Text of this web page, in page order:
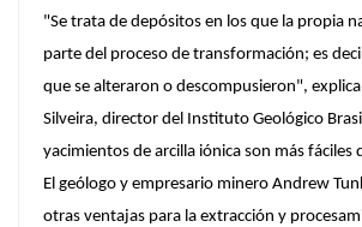
"Se trata de depósitos en los que la propia
parte del proceso de transformación; es
que se alteraron o descompusieron",
Silveira, director del Instituto Geológico
yacimientos de arcilla iónica son más fáciles
El geólogo y empresario minero Andrew
otras ventajas para la extracción y